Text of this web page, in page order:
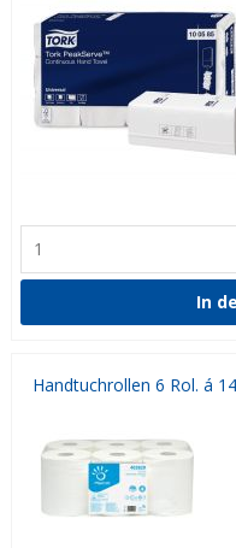
Handtuchrollen 6 Rol. á